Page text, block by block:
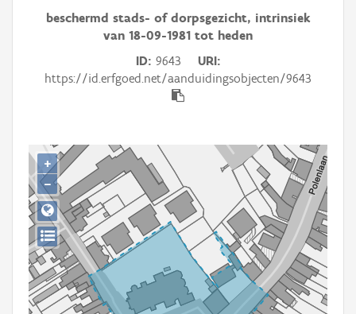
Aanduidingsobject
Persoon of collectief
Downloads
Hergebruik
Aanmelden
beschermd stads- of dorpsgezicht, intrinsiek
van 18-09-1981 tot heden
ID 9643
URI
https://id.erfgoed.net/aanduidingsobjecten/9643
+
−